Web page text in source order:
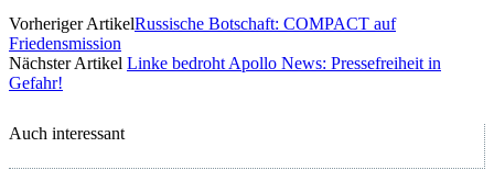
Vorheriger ArtikelRussische Botschaft: COMPACT auf
Friedensmission
Nächster Artikel Linke bedroht Apollo News: Pressefreiheit in
Gefahr!
Auch interessant